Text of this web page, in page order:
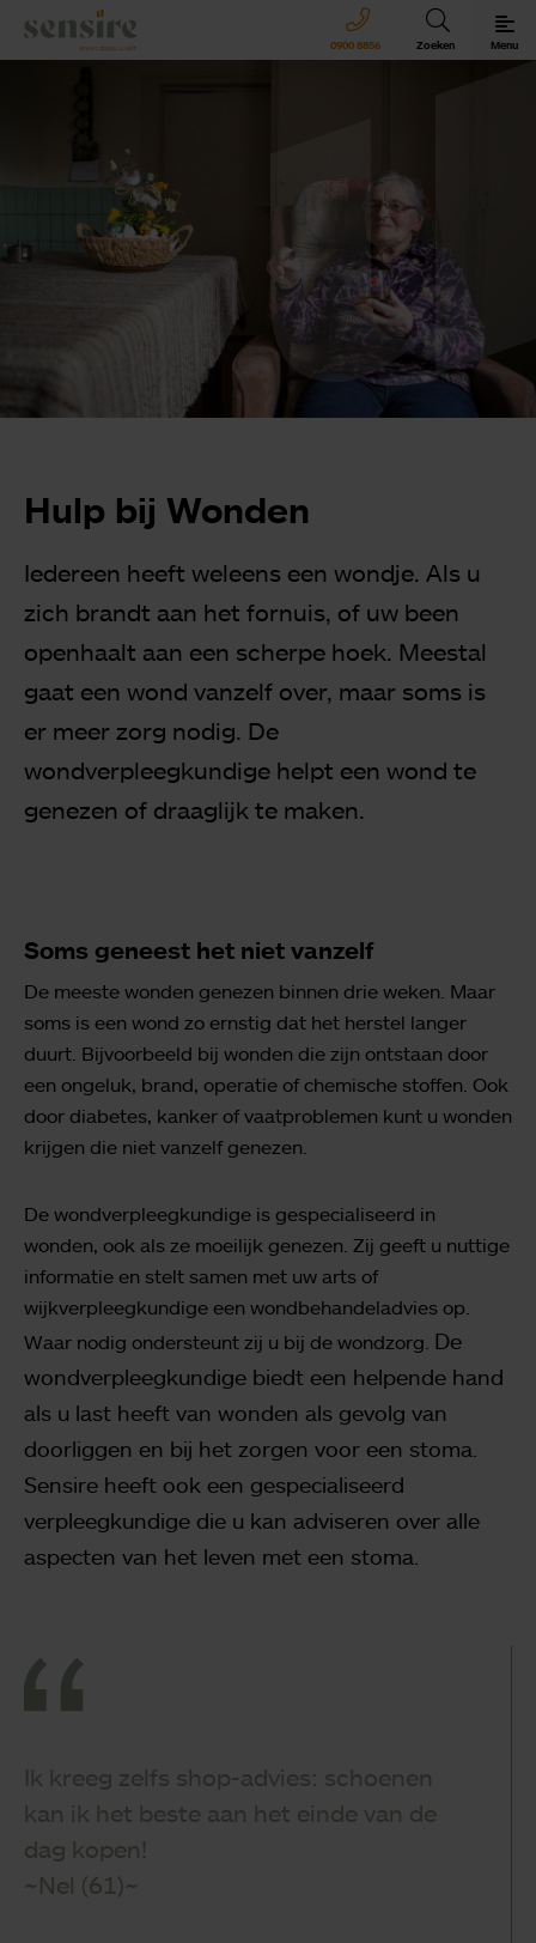
Sensire logo
0900 8856 Zoeken Menu
Revalideren met Sensire
Wonen en zorg met Sensire
Hulp bij Wonden
Iedereen heeft weleens een wondje. Als u
zich brandt aan het fornuis, of uw been
openhaalt aan een scherpe hoek. Meestal
gaat een wond vanzelf over, maar soms is
er meer zorg nodig. De
wondverpleegkundige helpt een wond te
genezen of draaglijk te maken.
Soms geneest het niet vanzelf
De meeste wonden genezen binnen drie weken. Maar
soms is een wond zo ernstig dat het herstel langer
duurt. Bijvoorbeeld bij wonden die zijn ontstaan door
een ongeluk, brand, operatie of chemische stoffen. Ook
door diabetes, kanker of vaatproblemen kunt u wonden
krijgen die niet vanzelf genezen.
De wondverpleegkundige is gespecialiseerd in
wonden, ook als ze moeilijk genezen. Zij geeft u nuttige
informatie en stelt samen met uw arts of
wijkverpleegkundige een wondbehandeladvies op.
Waar nodig ondersteunt zij u bij de wondzorg. De
wondverpleegkundige biedt een helpende hand
als u last heeft van wonden als gevolg van
doorliggen en bij het zorgen voor een stoma.
Sensire heeft ook een gespecialiseerd
verpleegkundige die u kan adviseren over alle
aspecten van het leven met een stoma.
Ik kreeg zelfs shop-advies: schoenen
kan ik het beste aan het einde van de
dag kopen!
~Nel (61)~